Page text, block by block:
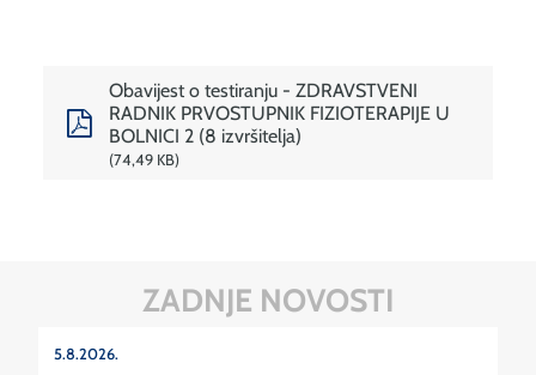
Obavijest o testiranju - ZDRAVSTVENI
RADNIK PRVOSTUPNIK FIZIOTERAPIJE U
BOLNICI 2 (8 izvršitelja)
74,49 KB
ZADNJE NOVOSTI
5.8.2026.